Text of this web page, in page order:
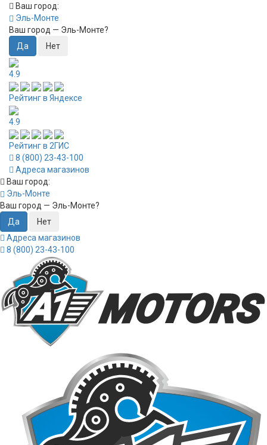
Ваш город:
Эль-Монте
Ваш город — Эль-Монте?
4.9
Рейтинг в Яндексе
4.9
Рейтинг в 2ГИС
8 (800) 23-43-100
Адреса магазинов
Ваш город:
Эль-Монте
Ваш город — Эль-Монте?
Адреса магазинов
8 (800) 23-43-100